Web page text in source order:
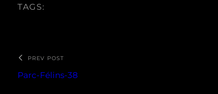
TAGS:
PREV POST
Parc-Félins-38